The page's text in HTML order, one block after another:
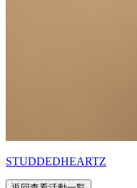
STUDDEDHEARTZ